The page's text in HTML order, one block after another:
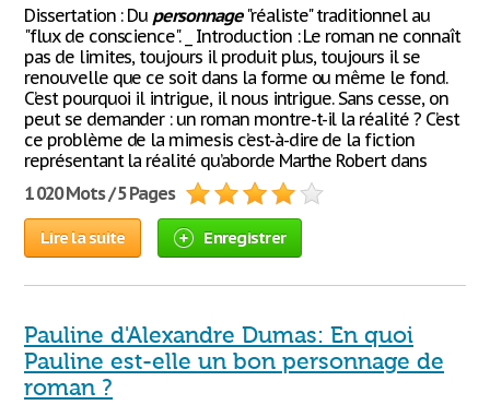
Dissertation : Du personnage"réaliste" traditionnel au
"flux de conscience". _ Introduction : Le roman ne connaît
pas de limites, toujours il produit plus, toujours il se
renouvelle que ce soit dans la forme ou même le fond.
C’est pourquoi il intrigue, il nous intrigue. Sans cesse, on
peut se demander : un roman montre-t-il la réalité ? C’est
ce problème de la mimesis c’est-à-dire de la fiction
représentant la réalité qu’aborde Marthe Robert dans
1 020 Mots / 5 Pages
Lire la suite Enregistrer
Pauline d'Alexandre Dumas: En quoi
Pauline est-elle un bon personnage de
roman ?